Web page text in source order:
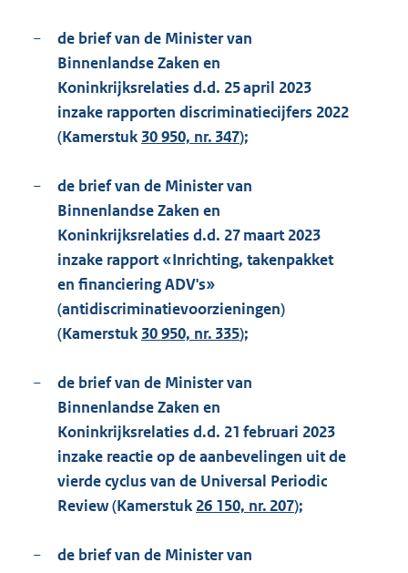
−
de brief van de Minister van
Binnenlandse Zaken en
Koninkrijksrelaties d.d. 25 april 2023
inzake rapporten discriminatiecijfers 2022
(Kamerstuk 30 950, nr. 347);
−
de brief van de Minister van
Binnenlandse Zaken en
Koninkrijksrelaties d.d. 27 maart 2023
inzake rapport «Inrichting, takenpakket
en financiering ADV's»
(antidiscriminatievoorzieningen)
(Kamerstuk 30 950, nr. 335);
−
de brief van de Minister van
Binnenlandse Zaken en
Koninkrijksrelaties d.d. 21 februari 2023
inzake reactie op de aanbevelingen uit de
vierde cyclus van de Universal Periodic
Review (Kamerstuk 26 150, nr. 207);
−
de brief van de Minister van